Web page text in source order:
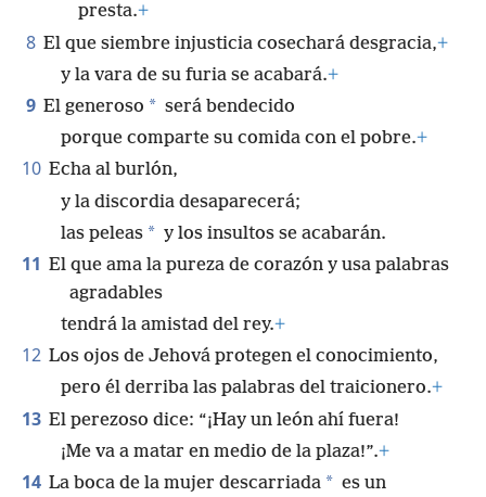
presta.+
8 El que siembre injusticia cosechará desgracia,+
y la vara de su furia se acabará.+
9 El generoso * será bendecido
porque comparte su comida con el pobre.+
10 Echa al burlón,
y la discordia desaparecerá;
las peleas * y los insultos se acabarán.
11 El que ama la pureza de corazón y usa palabras
agradables
tendrá la amistad del rey.+
12 Los ojos de Jehová protegen el conocimiento,
pero él derriba las palabras del traicionero.+
13 El perezoso dice: “¡Hay un león ahí fuera!
¡Me va a matar en medio de la plaza!”.+
14 La boca de la mujer descarriada * es un